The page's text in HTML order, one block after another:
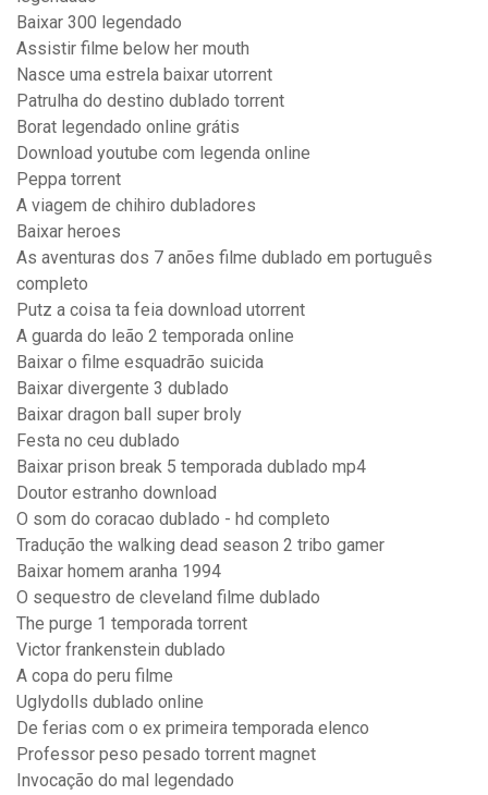
Baixar 300 legendado
Assistir filme below her mouth
Nasce uma estrela baixar utorrent
Patrulha do destino dublado torrent
Borat legendado online grátis
Download youtube com legenda online
Peppa torrent
A viagem de chihiro dubladores
Baixar heroes
As aventuras dos 7 anões filme dublado em português
completo
Putz a coisa ta feia download utorrent
A guarda do leão 2 temporada online
Baixar o filme esquadrão suicida
Baixar divergente 3 dublado
Baixar dragon ball super broly
Festa no ceu dublado
Baixar prison break 5 temporada dublado mp4
Doutor estranho download
O som do coracao dublado - hd completo
Tradução the walking dead season 2 tribo gamer
Baixar homem aranha 1994
O sequestro de cleveland filme dublado
The purge 1 temporada torrent
Victor frankenstein dublado
A copa do peru filme
Uglydolls dublado online
De ferias com o ex primeira temporada elenco
Professor peso pesado torrent magnet
Invocação do mal legendado